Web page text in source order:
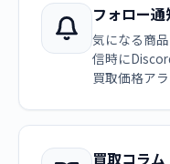
フォロー通
気になる商
信時に
買取価格ア
買取コラム